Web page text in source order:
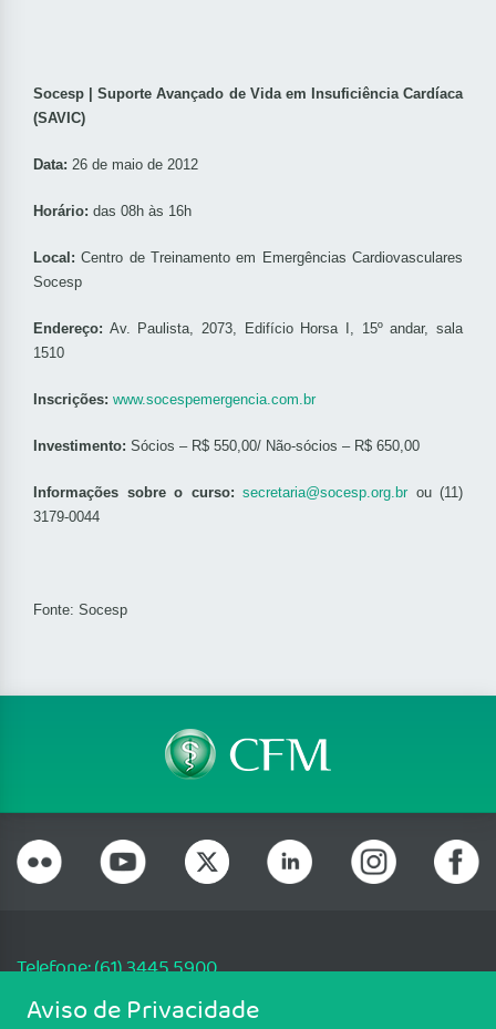
Socesp | Suporte Avançado de Vida em Insuficiência Cardíaca
(SAVIC)
Data: 26 de maio de 2012
Horário: das 08h às 16h
Local:Centro de Treinamento em Emergências Cardiovasculares
Socesp
Endereço: Av. Paulista, 2073, Edifício Horsa I, 15º andar, sala
1510
Inscrições: www.socespemergencia.com.br
Investimento: Sócios – R$ 550,00/ Não-sócios – R$ 650,00
Informações sobre o curso: secretaria@socesp.org.brou (11)
3179-0044
Fonte: Socesp
Telefone: (61) 3445 5900
Email: cfm@portalmedico.org.br
SGAS 616, Conjunto D, Lote 115, L2 Sul, Brasília/DF - CEP: 70200-760 -
Aviso de Privacidade